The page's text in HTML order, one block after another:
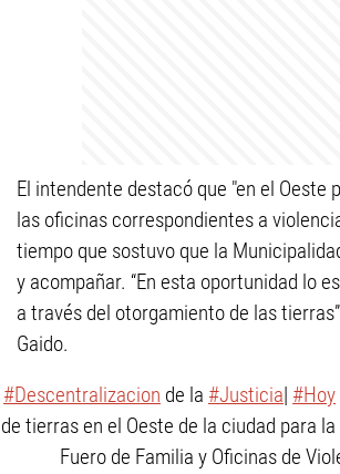
El intendente destacó que "en el Oeste
las oficinas correspondientes a
tiempo que sostuvo que la
y acompañar. “En esta oportunidad lo
a través del otorgamiento de las
Gaido.
#Descentralizacion de la #Justicia| #Hoy
de tierras en el Oeste de la ciudad para
Fuero de Familia y Oficinas de